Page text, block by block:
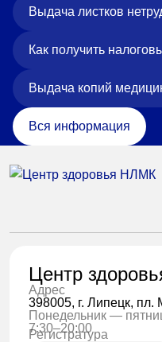
Выдача листков
Как получить
Выдача копий
Вся информация
Центр
Адрес
398005, г. Липецк, пл.
Понедельник —
7:30–20:00
Регистратура